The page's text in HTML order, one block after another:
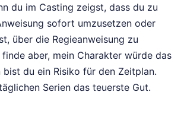
du im Casting zeigst, dass du zu
sofort umzusetzen oder
über die Regieanweisung zu
aber, mein Charakter würde das
bist du ein Risiko für den Zeitplan.
Serien das teuerste Gut.